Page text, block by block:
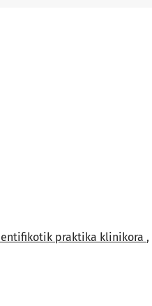
praktika klinikora ,